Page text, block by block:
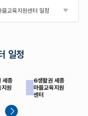
을교육지원센터 일정
일정
세종
지원
6생활권 세종
마을교육지원
센터